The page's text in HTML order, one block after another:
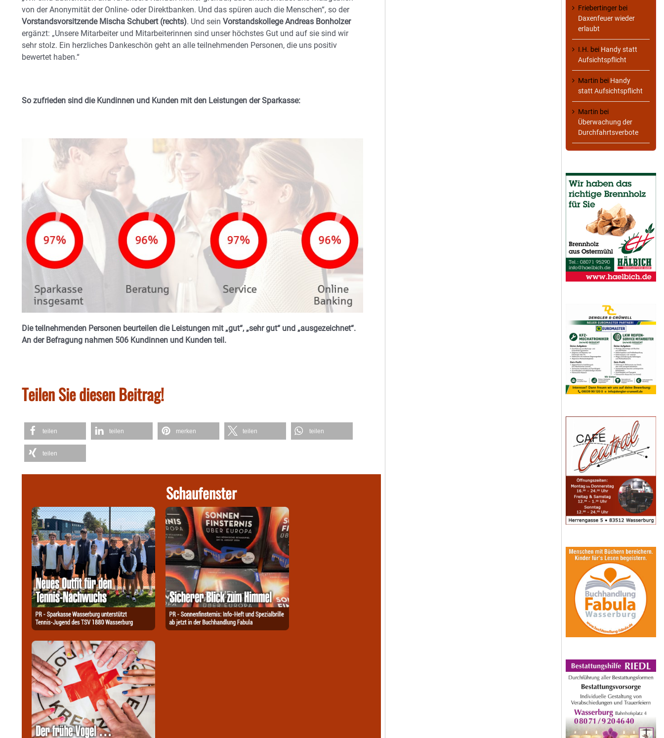
von der Anonymität der Online- oder Direktbanken. Und das spüren auch die Menschen“, so der
Vorstandsvorsitzende Mischa Schubert (rechts). Und sein Vorstandskollege Andreas Bonholzer
ergänzt: „Unsere Mitarbeiter und Mitarbeiterinnen sind unser höchstes Gut und auf sie sind wir
sehr stolz. Ein herzliches Dankeschön geht an alle teilnehmenden Personen, die uns positiv
bewertet haben.“
So zufrieden sind die Kundinnen und Kunden mit den Leistungen der Sparkasse:
Die teilnehmenden Personen beurteilen die Leistungen mit „gut“, „sehr gut“ und „ausgezeichnet“.
An der Befragung nahmen 506 Kundinnen und Kunden teil.
Teilen Sie diesen Beitrag!
teilen teilen merken teilen teilen
teilen
Schaufenster
Friebertinger bei
Daxenfeuer wieder
erlaubt
I.H. bei Handy statt
Aufsichtspflicht
Martin bei Handy
statt Aufsichtspflicht
Martin bei
Überwachung der
Durchfahrtsverbote